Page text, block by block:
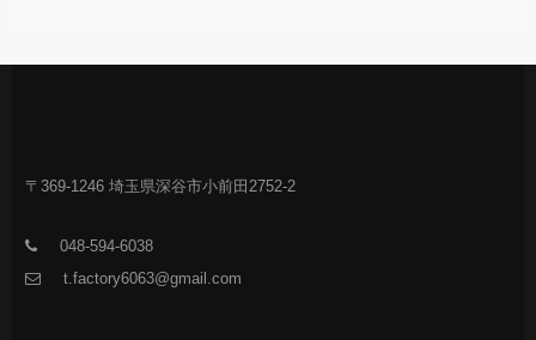
〒369-1246 埼玉県深谷市小前田2752-2
048-594-6038
t.factory6063@gmail.com